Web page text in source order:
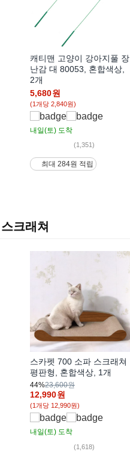
캐티맨 고양이 강아지풀 장
난감 대 80053, 혼합색상,
2개
5,680원
(1개당 2,840원)
내일(토) 도착
(1,351)
최대 284원 적립
스크래쳐
스카펫 700 소파 스크래쳐
평판형, 혼합색상, 1개
44%23,600원
12,990원
(1개당 12,990원)
내일(토) 도착
(1,618)